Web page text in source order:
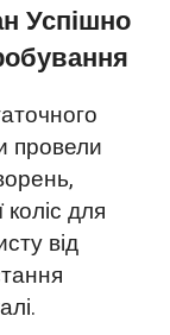
Успішно
провели
для
від